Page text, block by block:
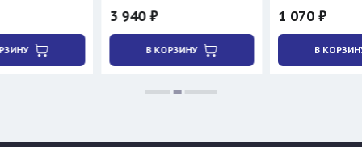
В КОРЗИНУ В КОРЗИНУ